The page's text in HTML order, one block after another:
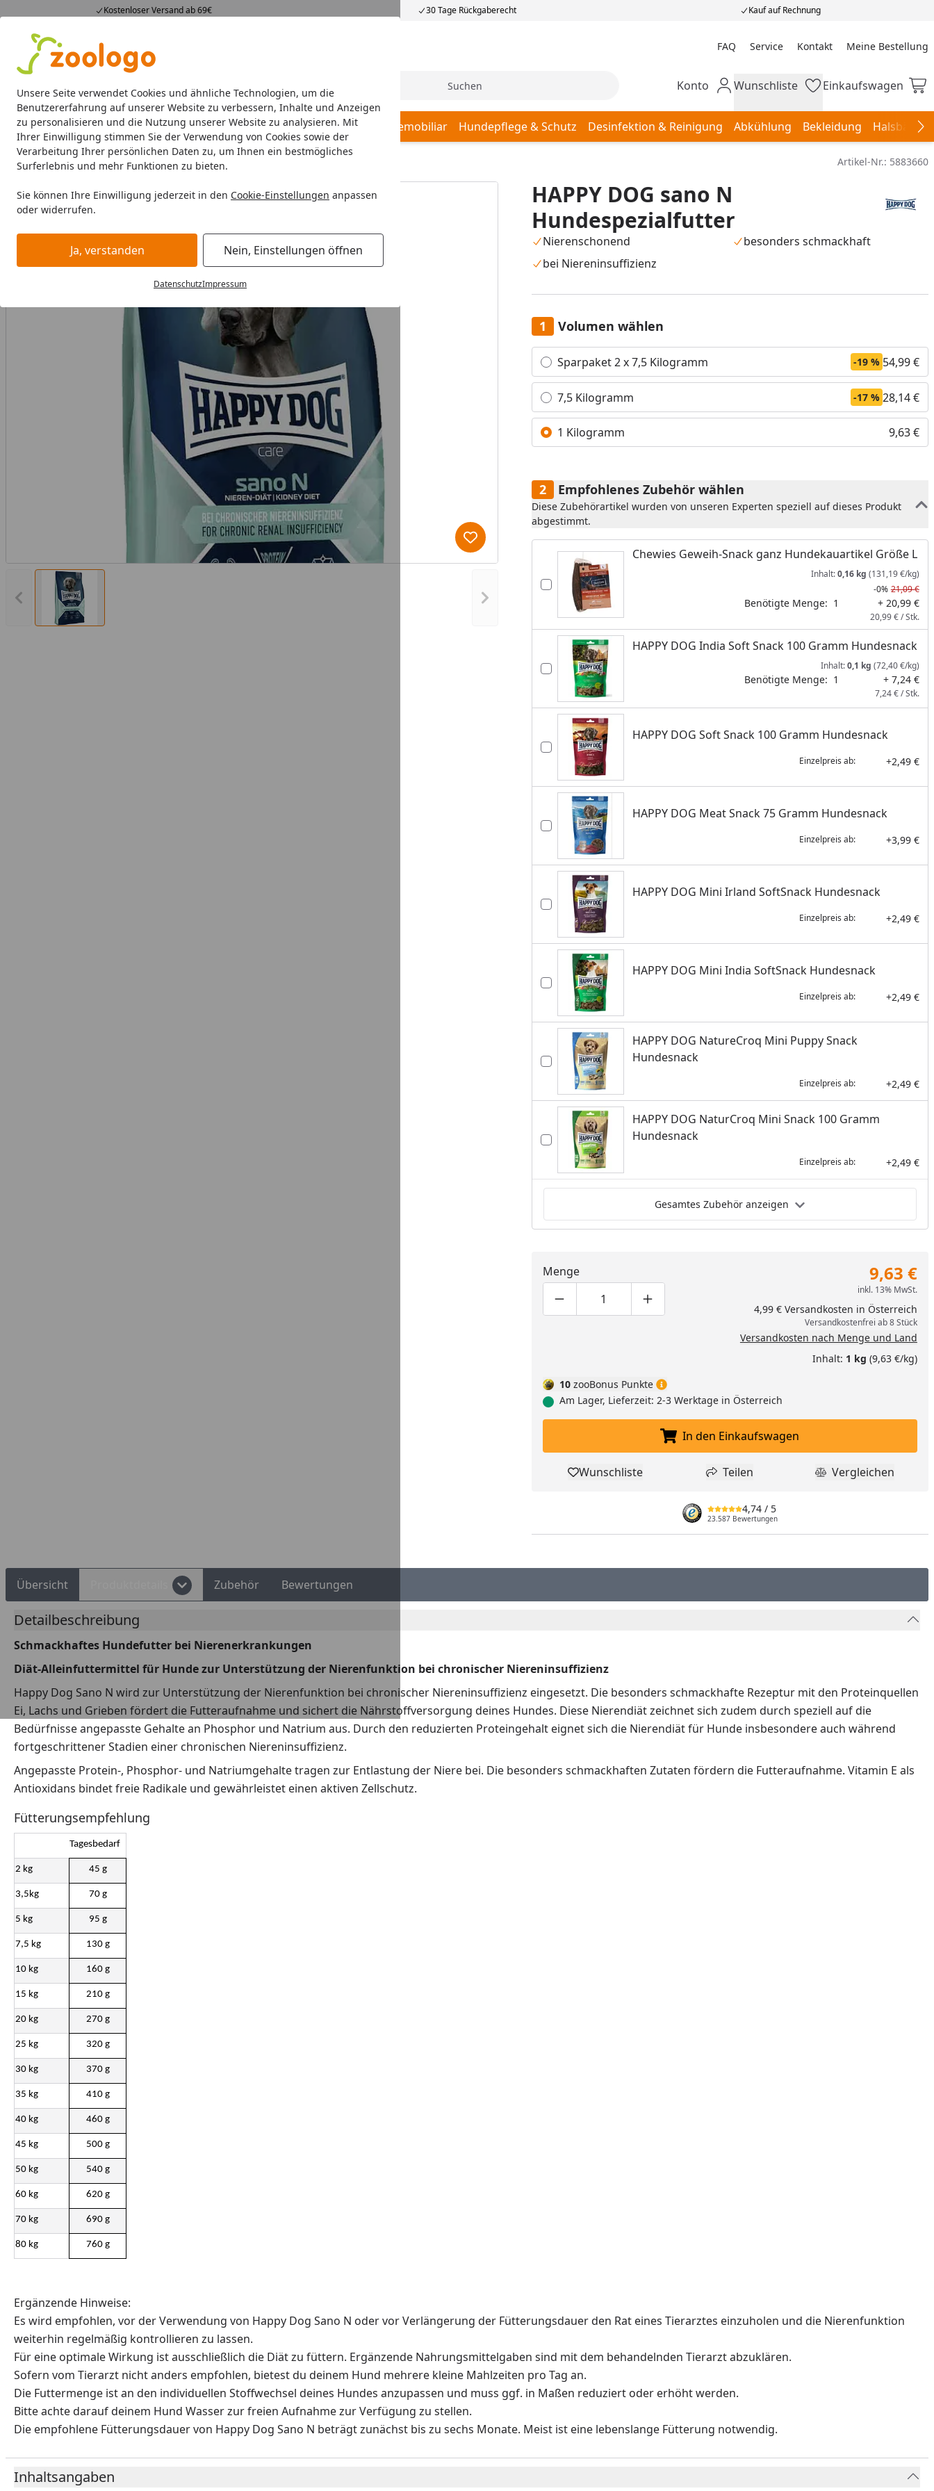
Unsere Seite verwendet Cookies und ähnliche Technologien, um die
Benutzererfahrung auf unserer Website zu verbessern, Inhalte und Anzeigen
zu personalisieren und die Nutzung unserer Website zu analysieren. Mit
Ihrer Einwilligung stimmen Sie der Verwendung von Cookies sowie der
Verarbeitung Ihrer persönlichen Daten zu, um Ihnen ein bestmögliches
Surferlebnis und mehr Funktionen zu bieten.
Sie können Ihre Einwilligung jederzeit in den Cookie-Einstellungen anpassen
oder widerrufen.
Ja, verstanden Nein, Einstellungen öffnen
DatenschutzImpressum
Kostenloser Versand ab 69€ 30 Tage Rückgaberecht Kauf auf Rechnung
4,74
23.587 Bewertungen FAQ Service Kontakt Meine Bestellung
Meine Bestellung
Alle Produkte
Alle Produkte Angebote Neuheiten Sommerhits Suche Mein Konto
Konto Wunschliste
Wunschliste Einkaufswagen
Einkaufswagen
Hund Hundefutter Hundenäpfe & Co Hundeschlafplätze Hundemobiliar Hundepflege & Schutz Desinfektion & Reinigung Abkühlung Bekleidung
Startseite
Hund Hundefutter Diätfutter HAPPY DOG sano N Hundespezialfutter Artikel-Nr.: 5883660
Vorheriges Bild anzeigen Nächstes Bild anzeigen
Produkt zur Wunschliste hinzufügen
HAPPY DOG sano N
Hundespezialfutter
Nierenschonend
besonders schmackhaft
bei Niereninsuffizienz
Volumen wählen
Alle anzeigen (3)
Sparpaket 2 x 7,5 Kilogramm -19 % 54,99 €
7,5 Kilogramm -17 % 28,14 €
1 Kilogramm 9,63 €
Empfohlenes Zubehör wählen
Diese Zubehörartikel wurden von unseren Experten speziell auf dieses Produkt
abgestimmt.
Chewies Geweih-Snack ganz Hundekauartikel Größe L
Inhalt:0,16 kg (131,19 €/kg)
-0% 21,09 €
Benötigte Menge: 1 + 20,99 €
20,99 € / Stk.
HAPPY DOG India Soft Snack 100 Gramm Hundesnack
Inhalt:0,1 kg (72,40 €/kg)
Benötigte Menge: 1 + 7,24 €
7,24 € / Stk.
HAPPY DOG Soft Snack 100 Gramm Hundesnack
Einzelpreis ab: +2,49 €
HAPPY DOG Meat Snack 75 Gramm Hundesnack
Einzelpreis ab: +3,99 €
HAPPY DOG Mini Irland SoftSnack Hundesnack
Einzelpreis ab: +2,49 €
HAPPY DOG Mini India SoftSnack Hundesnack
Einzelpreis ab: +2,49 €
HAPPY DOG NatureCroq Mini Puppy Snack
Hundesnack
Einzelpreis ab: +2,49 €
HAPPY DOG NaturCroq Mini Snack 100 Gramm
Hundesnack
Einzelpreis ab: +2,49 €
Gesamtes Zubehör anzeigen
Menge
Produktmenge um eins verringern
Produktmenge manuell eingeben
Produktmenge um eins erhöhen
9,63 €
inkl. 13% MwSt.
4,99 € Versandkosten in Österreich
Versandkostenfrei ab 8 Stück
Versandkosten nach Menge und Land
Inhalt: 1 kg (9,63 €/kg)
10 zooBonus Punkte
Am Lager, Lieferzeit: 2-3 Werktage in Österreich
In den Einkaufswagen legen
In den Einkaufswagen
Produkt zur Wunschliste hinzufügen
Wunschliste Teilen
Teilen Produkt
Vergleichen
4,74 / 5
23.587 Bewertungen
Übersicht Zubehör Bewertungen
Detailbeschreibung
Schmackhaftes Hundefutter bei Nierenerkrankungen
Diät-Alleinfuttermittel für Hunde zur Unterstützung der Nierenfunktion bei chronischer Niereninsuffizienz
Happy Dog Sano N wird zur Unterstützung der Nierenfunktion bei chronischer Niereninsuffizienz eingesetzt. Die besonders schmackhafte Rezeptur mit den Proteinquellen
Ei, Lachs und Grieben fördert die Futteraufnahme und sichert die Nährstoffversorgung deines Hundes. Diese Nierendiät zeichnet sich zudem durch speziell auf die
Bedürfnisse angepasste Gehalte an Phosphor und Natrium aus. Durch den reduzierten Proteingehalt eignet sich die Nierendiät für Hunde insbesondere auch während
fortgeschrittener Stadien einer chronischen Niereninsuffizienz.
Angepasste Protein-, Phosphor- und Natriumgehalte tragen zur Entlastung der Niere bei. Die besonders schmackhaften Zutaten fördern die Futteraufnahme. Vitamin E als
Antioxidans bindet freie Radikale und gewährleistet einen aktiven Zellschutz.
Fütterungsempfehlung
Tagesbedarf
2 kg 45 g
3,5kg 70 g
5 kg 95 g
7,5 kg 130 g
10 kg 160 g
15 kg 210 g
20 kg 270 g
25 kg 320 g
30 kg 370 g
35 kg 410 g
40 kg 460 g
45 kg 500 g
50 kg 540 g
60 kg 620 g
70 kg 690 g
80 kg 760 g
Ergänzende Hinweise:
Es wird empfohlen, vor der Verwendung von Happy Dog Sano N oder vor Verlängerung der Fütterungsdauer den Rat eines Tierarztes einzuholen und die Nierenfunktion
weiterhin regelmäßig kontrollieren zu lassen.
Für eine optimale Wirkung ist ausschließlich die Diät zu füttern. Ergänzende Nahrungsmittelgaben sind mit dem behandelnden Tierarzt abzuklären.
Sofern vom Tierarzt nicht anders empfohlen, bietest du deinem Hund mehrere kleine Mahlzeiten pro Tag an.
Die Futtermenge ist an den individuellen Stoffwechsel deines Hundes anzupassen und muss ggf. in Maßen reduziert oder erhöht werden.
Bitte achte darauf deinem Hund Wasser zur freien Aufnahme zur Verfügung zu stellen.
Die empfohlene Fütterungsdauer von Happy Dog Sano N beträgt zunächst bis zu sechs Monate. Meist ist eine lebenslange Fütterung notwendig.
Inhaltsangaben